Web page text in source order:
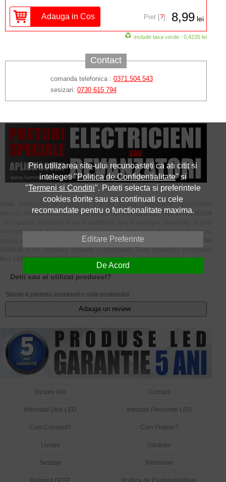
Pret [?]: 8,99 lei
include taxa verde : 0,4235 lei
Contact
comanda telefonica : 0371.504.543
sesizari: 0730 615 794
: Informatiile prezentate in aceasta pagina - fotografiile, specificatiile
tehnice, statusul stocului si pretul produsuluiBec LED E27 G46 10W 1000LM
informatii sunt in conformitate cu datele transmise de catre furnizorii,
producatorii sau reprezentantii oficiali ai produsului
1000LMsi nu constituie obligatie contractuala. Toate promotiile produsului
Bec LED E27 G46 10W 1000LMsunt valabile in limita stocului disponibil.
Detii sau ai utilizat produsul?
Spune-ti parerea acordand o nota produsului:
Adauga un review
Despre Noi Contact
Informatii Utile LED Intrebari Frecvente LED
Cum Comand? Cum Platesc?
Livrare Garantie
Sesizari Returnare
Regimul DEEE Politica de Confidentialitate
Prin utilizarea site-ului recunoasteti ca ati citit si
intelegeti "Politica de Confidentialitate" si
"Termeni si Conditii". Puteti selecta si preferintele
cookies dorite sau sa continuati cu cele
recomandate pentru o functionalitate maxima.
Editare Preferinte
De Acord